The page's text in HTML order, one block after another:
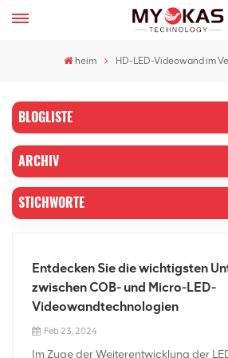
heim HD-LED-Videowand im
BLOGLISTE
ARCHIV
STICHWORTE
Entdecken Sie die wichtigsten
zwischen COB- und Micro-LED-
Videowandtechnologien
Feb 23, 2024
Im Zuge der Weiterentwicklung der